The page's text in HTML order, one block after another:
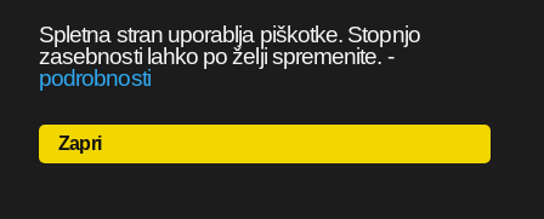
Spletna stran uporablja piškotke. Stopnjo
zasebnosti lahko po želji spremenite. -
podrobnosti
Zapri